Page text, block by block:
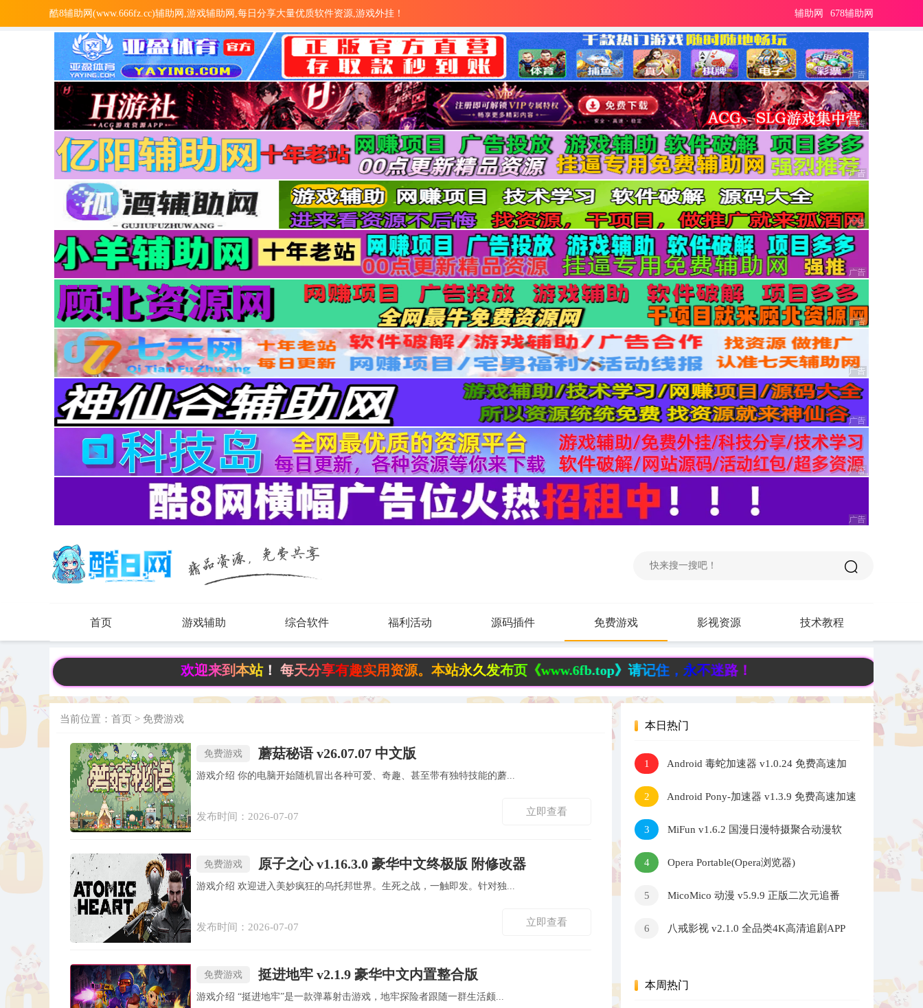
酷8辅助网(www.666fz.cc)辅助网,游戏辅助网,每日分享大量优质软件资源,游戏外挂！ 678辅助网
辅助网
首页 游戏辅助 综合软件 福利活动 源码插件 免费游戏 影视资源 技术教程
欢迎来到本站！ 每天分享有趣实用资源。本站永久发布页《www.6fb.top》请记住，永不迷路！
当前位置： 首页 > 免费游戏
免费游戏 蘑菇秘语 v26.07.07 中文版
游戏介绍 你的电脑开始随机冒出各种可爱、奇趣、甚至带有独特技能的蘑...
发布时间：2026-07-07 立即查看
免费游戏 原子之心 v1.16.3.0 豪华中文终极版 附修改器
游戏介绍 欢迎进入美妙疯狂的乌托邦世界。生死之战，一触即发。针对独...
发布时间：2026-07-07 立即查看
免费游戏 挺进地牢 v2.1.9 豪华中文内置整合版
游戏介绍 “挺进地牢”是一款弹幕射击游戏，地牢探险者跟随一群生活颇...
本日热门
1
Android 毒蛇加速器 v1.0.24 免费高速加
速器
2
Android Pony-加速器 v1.3.9 免费高速加速
器
3
MiFun v1.6.2 国漫日漫特摄聚合动漫软
件
4
Opera Portable(Opera浏览器)
5
MicoMico 动漫 v5.9.9 正版二次元追番
6
八戒影视 v2.1.0 全品类4K高清追剧APP
本周热门